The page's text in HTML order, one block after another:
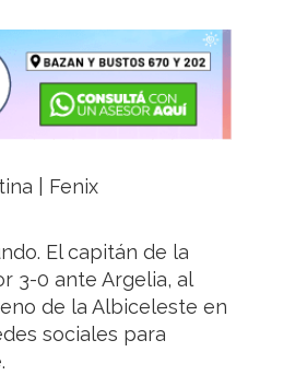
| Fenix
El capitán de la
3-0 ante Argelia, al
de la Albiceleste en
sociales para